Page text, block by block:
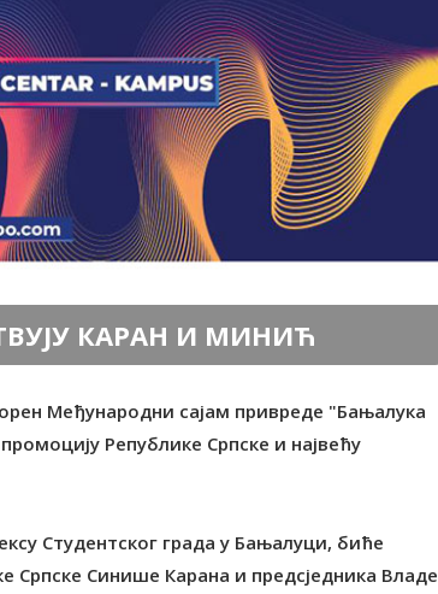
КАРАН И МИНИЋ
Међународни сајам привреде "Бањалука
Републике Српске и највећу
Студентског града у Бањалуци, биће
Српске Синише Карана и предсједника Владе